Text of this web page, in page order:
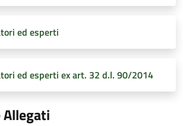
ed esperti
ed esperti ex art. 32 d.l. 90/2014